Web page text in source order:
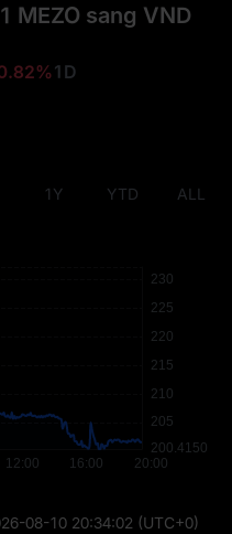
MEZO sang VND
1D
1Y YTD ALL
08-10 20:34:02 (UTC+0)